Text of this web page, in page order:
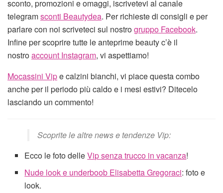
sconto, promozioni e omaggi, iscrivetevi al canale
telegramsconti Beautydea. Per richieste di consigli e per
parlare con noi scriveteci sul nostrogruppo Facebook.
Infine per scoprire tutte le anteprime beauty c’è il
nostroaccount Instagram, vi aspettiamo!
Mocassini Vipe calzini bianchi, vi piace questa combo
anche per il periodo più caldo e i mesi estivi? Ditecelo
lasciando un commento!
Scoprite le altre news e tendenze Vip:
Ecco le foto delleVip senza trucco in vacanza!
Nude look e underboob Elisabetta Gregoraci: foto e
look.